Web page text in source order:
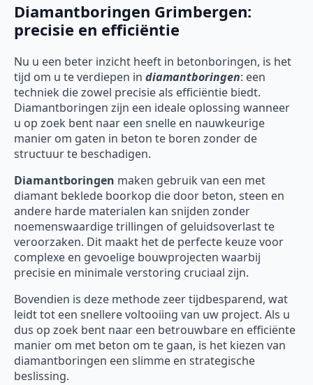
Diamantboringen Grimbergen:
precisie en efficiëntie
Nu u een beter inzicht heeft in betonboringen, is het
tijd om u te verdiepen in diamantboringen: een
techniek die zowel precisie als efficiëntie biedt.
Diamantboringen zijn een ideale oplossing wanneer
u op zoek bent naar een snelle en nauwkeurige
manier om gaten in beton te boren zonder de
structuur te beschadigen.
Diamantboringen maken gebruik van een met
diamant beklede boorkop die door beton, steen en
andere harde materialen kan snijden zonder
noemenswaardige trillingen of geluidsoverlast te
veroorzaken. Dit maakt het de perfecte keuze voor
complexe en gevoelige bouwprojecten waarbij
precisie en minimale verstoring cruciaal zijn.
Bovendien is deze methode zeer tijdbesparend, wat
leidt tot een snellere voltooiing van uw project. Als u
dus op zoek bent naar een betrouwbare en efficiënte
manier om met beton om te gaan, is het kiezen van
diamantboringen een slimme en strategische
beslissing.